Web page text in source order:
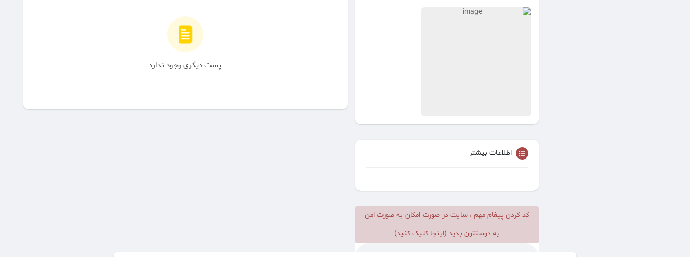
اطلاعات بیشتر
کد کردن پیغام مهم ، سایت در صورت امکان به صورت امن
به دوستتون بدید (اینجا کلیک کنید)
پست دیگری وجود ندارد